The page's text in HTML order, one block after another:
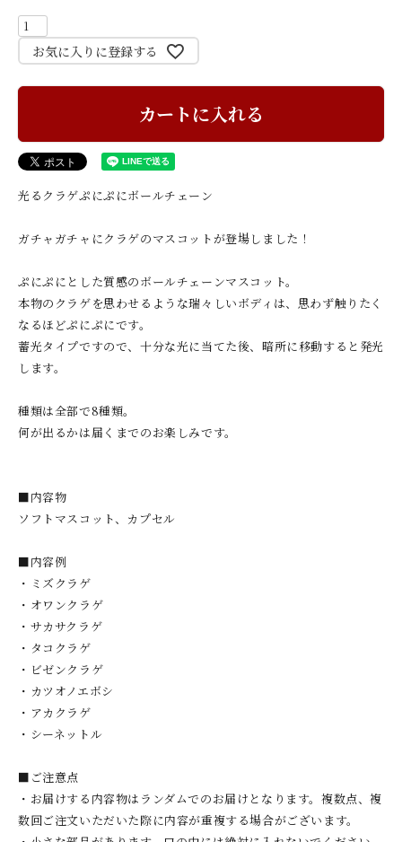
お気に入りに登録する
カートに入れる
光るクラゲぷにぷにボールチェーン
ガチャガチャにクラゲのマスコットが登場しました！
ぷにぷにとした質感のボールチェーンマスコット。
本物のクラゲを思わせるような瑞々しいボディは、思わず触りたく
なるほどぷにぷにです。
蓄光タイプですので、十分な光に当てた後、暗所に移動すると発光
します。
種類は全部で8種類。
何が出るかは届くまでのお楽しみです。
■内容物
ソフトマスコット、カプセル
■内容例
・ミズクラゲ
・オワンクラゲ
・サカサクラゲ
・タコクラゲ
・ビゼンクラゲ
・カツオノエボシ
・アカクラゲ
・シーネットル
■ご注意点
・お届けする内容物はランダムでのお届けとなります。複数点、複
数回ご注文いただいた際に内容が重複する場合がございます。